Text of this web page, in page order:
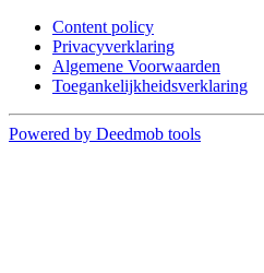
Content policy
Privacyverklaring
Algemene Voorwaarden
Toegankelijkheidsverklaring
Powered by Deedmob tools